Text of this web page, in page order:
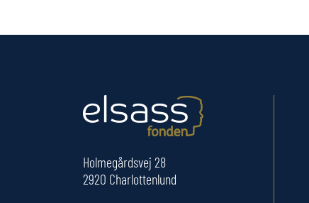
Holmegårdsvej 28
2920 Charlottenlund